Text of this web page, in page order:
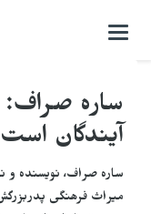
باز
بستن
ساره صراف:
آیندگان است
ساره صراف، نویسنده
میراث فرهنگی